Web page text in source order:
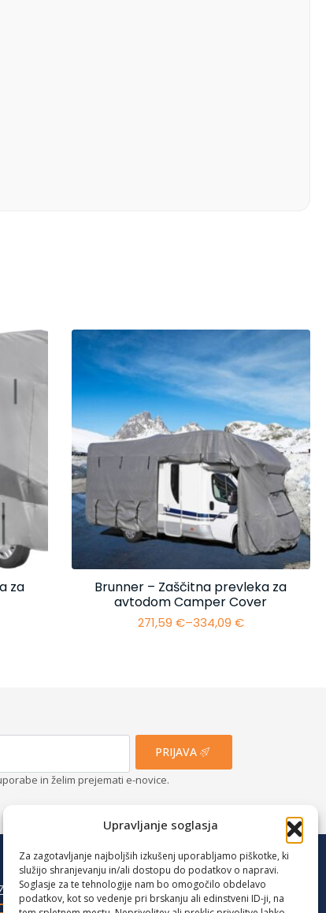
Upravljanje soglasja
Za zagotavljanje najboljših izkušenj uporabljamo piškotke, ki
služijo shranjevanju in/ali dostopu do podatkov o napravi.
Soglasje za te tehnologije nam bo omogočilo obdelavo
podatkov, kot so vedenje pri brskanju ali edinstveni ID-ji, na
za
Brunner – Zaščitna prevleka za
avtodom Camper Cover
271,59 €–334,09 €
Cenovni
PRIJAVA
in želim prejemati e-novice.
OBJAVE